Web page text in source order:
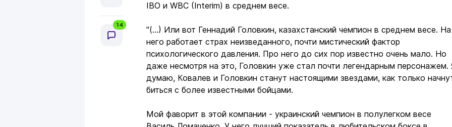
14
IBO и WBC (Interim) в среднем весе.
"(...) Или вот Геннадий Головкин, казахстанский чемпион в среднем весе. На
него работает страх неизведанного, почти мистический фактор
психологического давления. Про него до сих пор известно очень мало. Но
даже несмотря на это, Головкин уже стал почти легендарным персонажем.
думаю, Ковалев и Головкин станут настоящими звездами, как только
биться с более известными бойцами.
Мой фаворит в этой компании - украинский чемпион в полулегком весе